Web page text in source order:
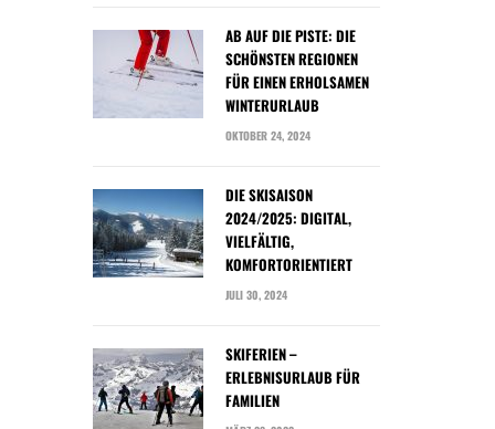
AB AUF DIE PISTE: DIE
SCHÖNSTEN REGIONEN
FÜR EINEN ERHOLSAMEN
WINTERURLAUB
OKTOBER 24, 2024
DIE SKISAISON
2024/2025: DIGITAL,
VIELFÄLTIG,
KOMFORTORIENTIERT
JULI 30, 2024
SKIFERIEN –
ERLEBNISURLAUB FÜR
FAMILIEN